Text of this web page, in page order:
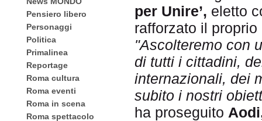
Pensiero libero
Personaggi
Politica
Primalinea
Reportage
Roma cultura
Roma eventi
Roma in scena
Roma spettacolo
per Unire’, eletto
rafforzato il
"Ascolteremo con
di tutti i cittadini,
internazionali, dei
subito i nostri
ha proseguito